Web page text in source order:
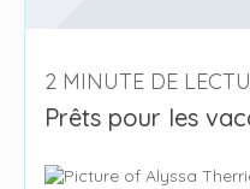
2 MINUTE DE
Prêts pour les